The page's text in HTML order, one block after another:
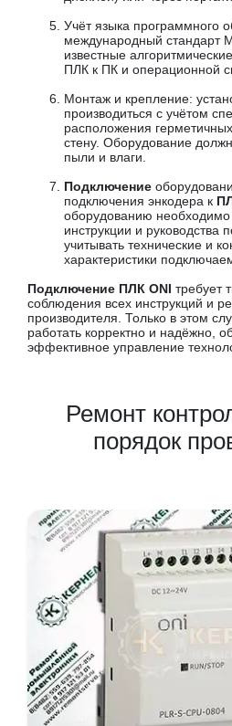
Учёт языка программного
международный стандарт
известные
ПЛК к ПК и операционной
Монтаж и крепление:
производиться с учётом
расположения
стену. Оборудование
пыли и влаги.
Подключение
подключения энкодера к
оборудованию необходимо
инструкции и руководства
учитывать технические и
характеристики
Подключение ПЛК ONI требует
соблюдения всех инструкций и
производителя. Только в этом
работать корректно и надёжно,
эффективное управление
Ремонт
порядок